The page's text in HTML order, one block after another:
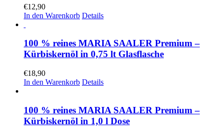
€12,90
In den Warenkorb Details
100 % reines MARIA SAALER Premium –
Kürbiskernöl in 0,75 lt Glasflasche
€18,90
In den Warenkorb Details
100 % reines MARIA SAALER Premium –
Kürbiskernöl in 1,0 l Dose